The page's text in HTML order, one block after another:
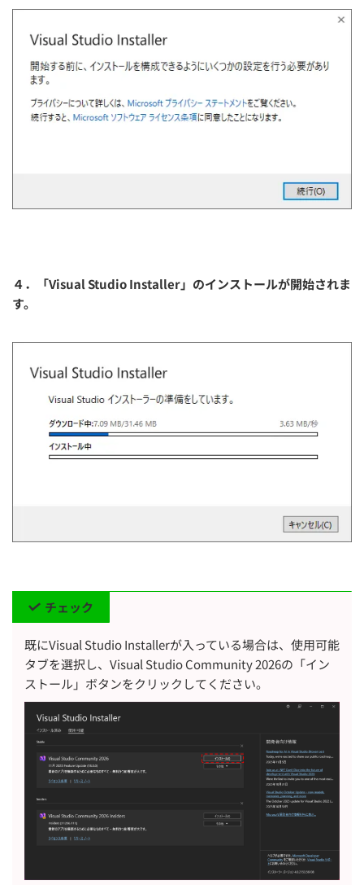
４．「Visual Studio Installer」のインストールが開始されま
す。
チェック
既にVisual Studio Installerが入っている場合は、使用可能
タブを選択し、Visual Studio Community 2026の「イン
ストール」ボタンをクリックしてください。